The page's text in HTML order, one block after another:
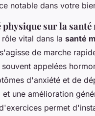
notable dans votre
sur la santé
vital dans la santé
de marche
appelées
d'anxiété et de
une amélioration
permet